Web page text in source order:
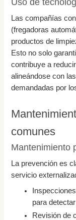
Las compañías
(fregadoras
productos de
Esto no solo
contribuye a
alineándose con
demandadas por
comunes
Mantenimiento
La prevención es
servicio
para
Revisión de